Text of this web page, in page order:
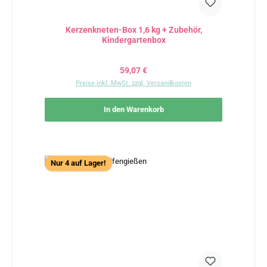
Kerzenkneten-Box 1,6 kg + Zubehör,
Kindergartenbox
Regulärer Preis:
59,07 €
Preise inkl. MwSt. zzgl. Versandkosten
In den Warenkorb
Nur 4 auf Lager!